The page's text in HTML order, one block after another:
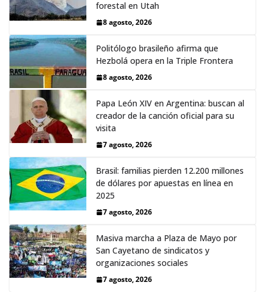
forestal en Utah
8 agosto, 2026
Politólogo brasileño afirma que
Hezbolá opera en la Triple Frontera
8 agosto, 2026
Papa León XIV en Argentina: buscan al
creador de la canción oficial para su
visita
7 agosto, 2026
Brasil: familias pierden 12.200 millones
de dólares por apuestas en línea en
2025
7 agosto, 2026
Masiva marcha a Plaza de Mayo por
San Cayetano de sindicatos y
organizaciones sociales
7 agosto, 2026